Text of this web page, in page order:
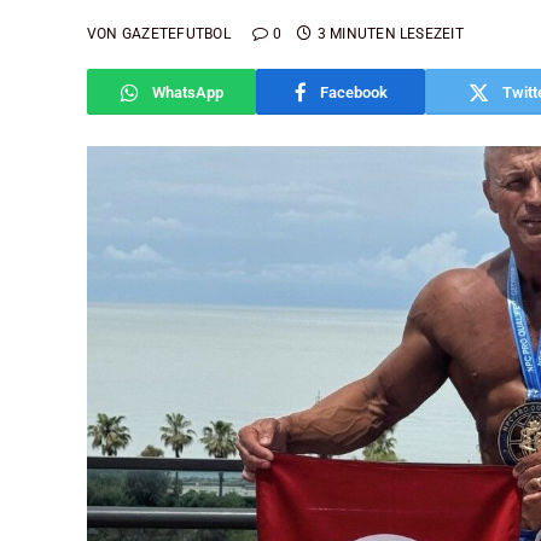
VON GAZETEFUTBOL 0 3 MINUTEN LESEZEIT
WhatsApp Facebook